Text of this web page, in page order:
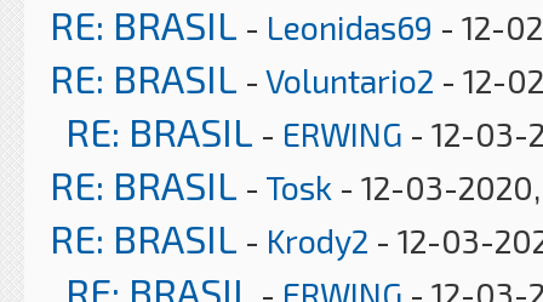
RE: BRASIL - Leonidas69 - 12-
RE: BRASIL - Voluntario2 - 12-
RE: BRASIL - ERWING - 12-03-
RE: BRASIL - Tosk - 12-03-
RE: BRASIL - Krody2 - 12-03-
RE: BRASIL - ERWING - 12-03-